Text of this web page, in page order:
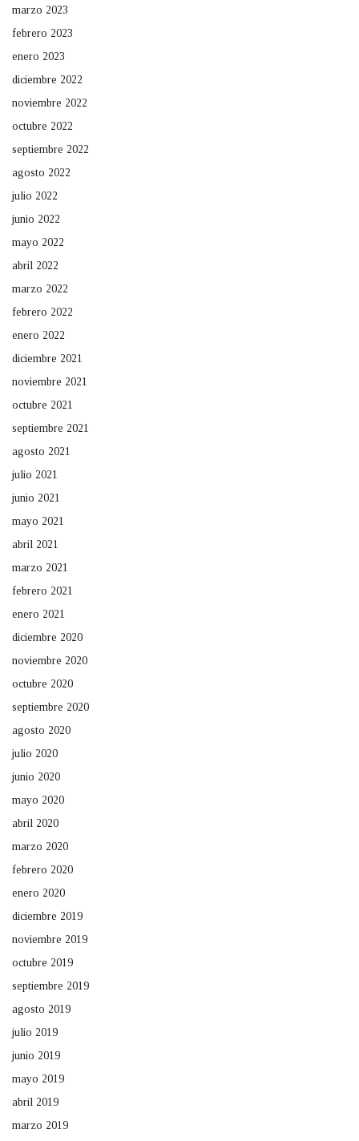
marzo 2023
febrero 2023
enero 2023
diciembre 2022
noviembre 2022
octubre 2022
septiembre 2022
agosto 2022
julio 2022
junio 2022
mayo 2022
abril 2022
marzo 2022
febrero 2022
enero 2022
diciembre 2021
noviembre 2021
octubre 2021
septiembre 2021
agosto 2021
julio 2021
junio 2021
mayo 2021
abril 2021
marzo 2021
febrero 2021
enero 2021
diciembre 2020
noviembre 2020
octubre 2020
septiembre 2020
agosto 2020
julio 2020
junio 2020
mayo 2020
abril 2020
marzo 2020
febrero 2020
enero 2020
diciembre 2019
noviembre 2019
octubre 2019
septiembre 2019
agosto 2019
julio 2019
junio 2019
mayo 2019
abril 2019
marzo 2019